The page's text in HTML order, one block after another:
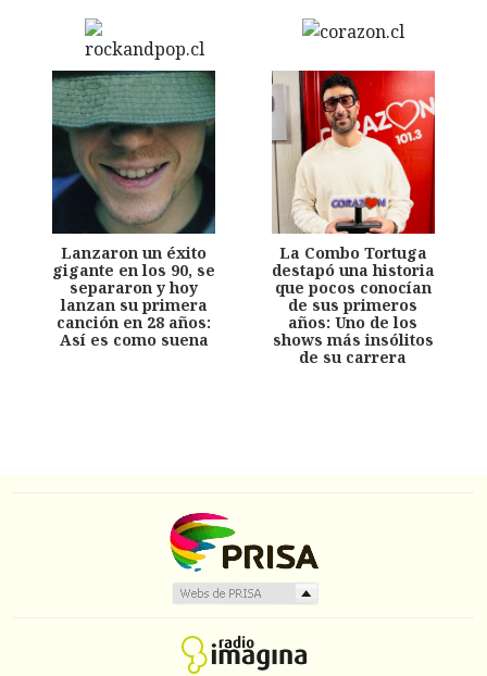
Lanzaron un éxito
gigante en los 90, se
separaron y hoy
lanzan su primera
canción en 28 años:
Así es como suena
La Combo Tortuga
destapó una historia
que pocos conocían
de sus primeros
años: Uno de los
shows más insólitos
de su carrera